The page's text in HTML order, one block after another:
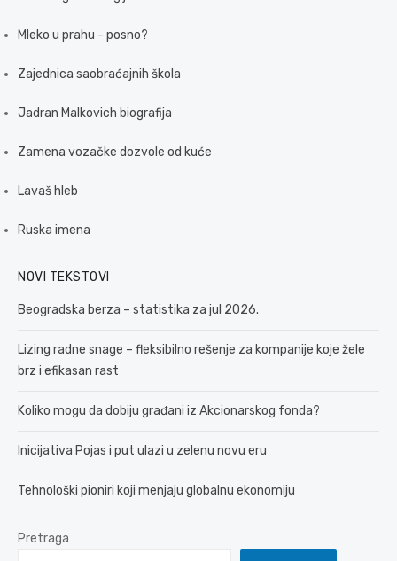
Mleko u prahu - posno?
Zajednica saobraćajnih škola
Jadran Malkovich biografija
Zamena vozačke dozvole od kuće
Lavaš hleb
Ruska imena
NOVI TEKSTOVI
Beogradska berza – statistika za jul 2026.
Lizing radne snage – fleksibilno rešenje za kompanije koje žele
brz i efikasan rast
Koliko mogu da dobiju građani iz Akcionarskog fonda?
Inicijativa Pojas i put ulazi u zelenu novu eru
Tehnološki pioniri koji menjaju globalnu ekonomiju
Pretraga